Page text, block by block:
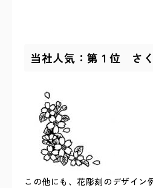
当社人気：第１位 さ
この他にも、花彫刻のデザイン